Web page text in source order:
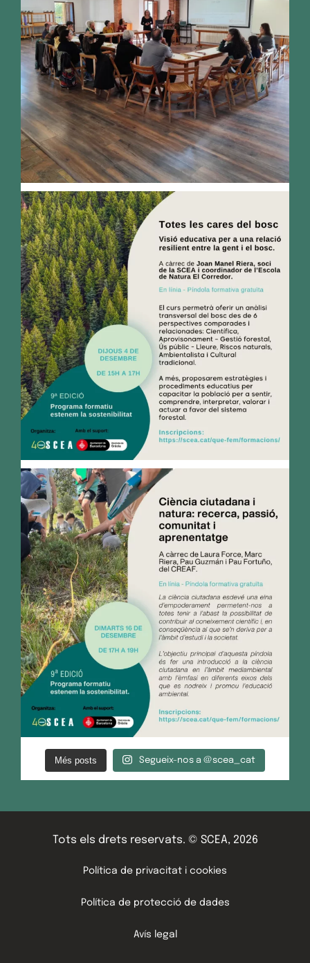
Més posts Segueix-nos a @scea_cat
Tots els drets reservats. © SCEA, 2026
Política de privacitat i cookies
Política de protecció de dades
Avís legal